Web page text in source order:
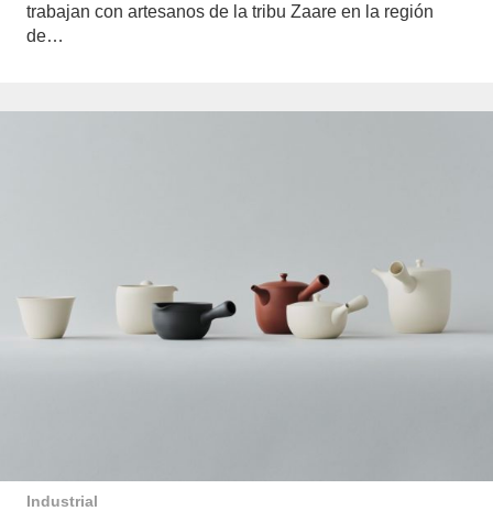
trabajan con artesanos de la tribu Zaare en la región
de…
Industrial